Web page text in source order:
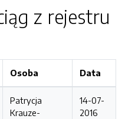
z rejestru
Osoba Data
Patrycja
Krauze-
14-07-
2016